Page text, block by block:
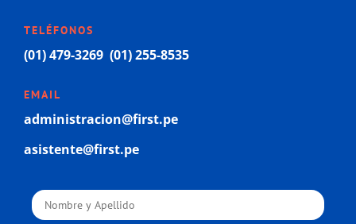
TELÉFONOS
(01) 479-3269 (01) 255-8535
EMAIL
administracion@first.pe
asistente@first.pe